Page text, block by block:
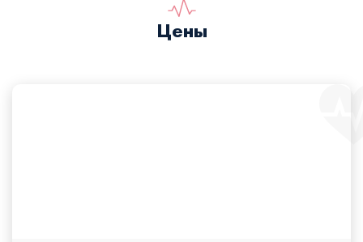
Цены